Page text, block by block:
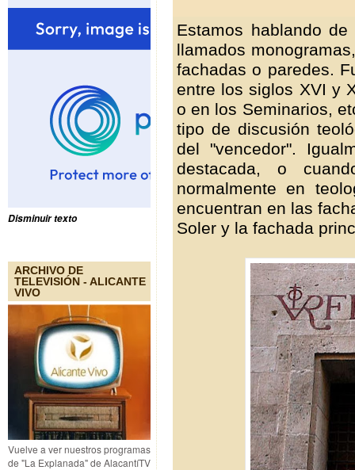
Disminuir texto
ARCHIVO DE
TELEVISIÓN - ALICANTE
VIVO
Vuelve a ver nuestros programas
de "La Explanada" de AlacantíTV
Estamos hablando
llamados
fachadas o paredes.
entre los siglos XVI y
o en los Seminarios,
tipo de discusión
del "vencedor".
destacada, o
normalmente en
encuentran en las
Soler y la fachada